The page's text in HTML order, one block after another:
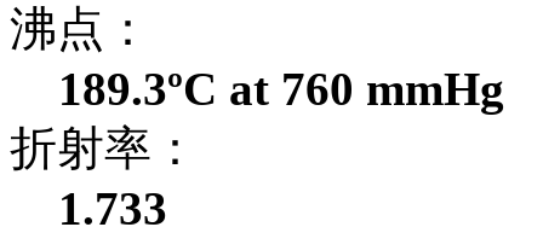
沸点：
189.3ºC at 760 mmHg
折射率：
1.733